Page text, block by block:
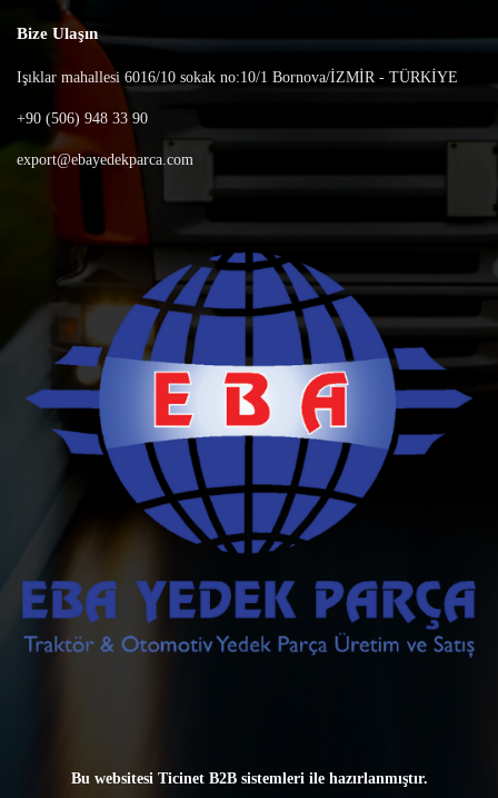
Bize Ulaşın
Işıklar mahallesi 6016/10 sokak no:10/1 Bornova/İZMİR - TÜRKİYE
+90 (506) 948 33 90
export@ebayedekparca.com
Bu websitesi Ticinet B2B sistemleri ile hazırlanmıştır.